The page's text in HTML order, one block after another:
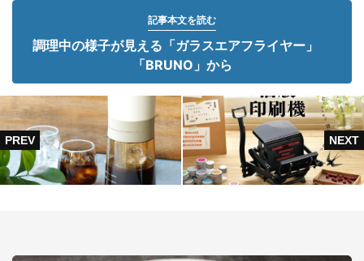
記事本文を読む
調理中の様子が見える「ガラスエアフライヤー」
「BRUNO」から